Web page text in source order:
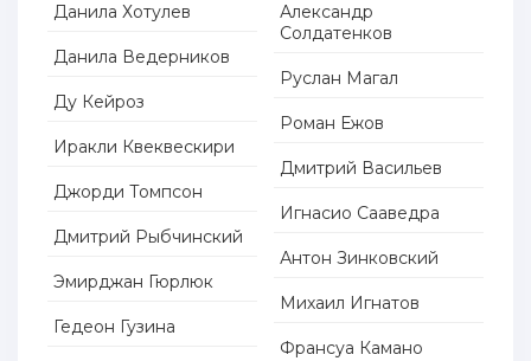
Данила Хотулев
Данила Ведерников
Ду Кейроз
Иракли Квеквескири
Джорди Томпсон
Дмитрий Рыбчинский
Эмирджан Гюрлюк
Гедеон Гузина
Александр
Солдатенков
Руслан Магал
Роман Ежов
Дмитрий Васильев
Игнасио Сааведра
Антон Зинковский
Михаил Игнатов
Франсуа Камано